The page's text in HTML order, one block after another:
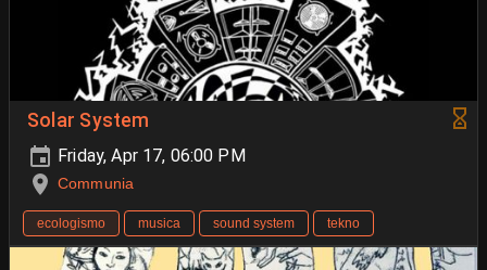
Solar System
Friday, Apr 17, 06:00 PM
Communia
ecologismo musica sound system tekno